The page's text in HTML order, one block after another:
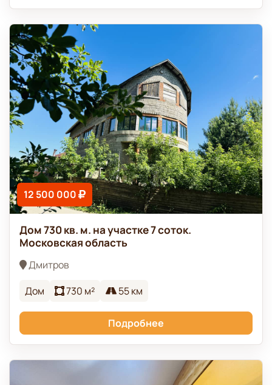
12 500 000
Дом 730 кв. м. на участке 7 соток.
Московская область
Дмитров
Дом
730 м² 55 км
Подробнее